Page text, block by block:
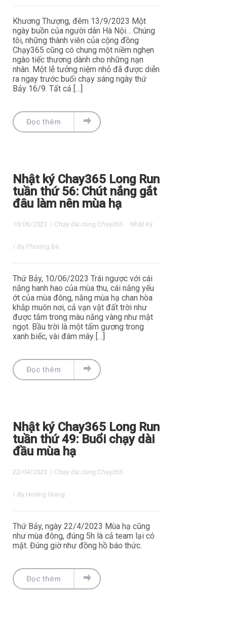
Khương Thượng, đêm 13/9/2023 Một
ngày buồn của người dân Hà Nội… Chúng
tôi, những thành viên của cộng đồng
Chạy365 cũng có chung một niềm nghẹn
ngào tiếc thương dành cho những nạn
nhân. Một lễ tưởng niệm nhỏ đã được diễn
ra ngay trước buổi chạy sáng ngày thứ
Bảy 16/9. Tất cả […]
Đọc thêm
Nhật ký Chay365 Long Run
tuần thứ 56: Chút nắng gắt
đâu làm nên mùa hạ
10/06/2023 / Chạy dài cùng Chay365 Nhật ký
/ By Phương Bé
Thứ Bảy, 10/06/2023 Trái ngược với cái
nắng hanh hao của mùa thu, cái nắng yếu
ớt của mùa đông, nắng mùa hạ chan hòa
khắp muôn nơi, cả vạn vật đất trời như
được tắm trong màu nắng vàng như mật
ngọt. Bầu trời là một tấm gương trong
xanh biếc, vài đám mây […]
Đọc thêm
Nhật ký Chay365 Long Run
tuần thứ 49: Buổi chạy dài
đầu mùa hạ
22/04/2023 / Chạy dài cùng Chay365
/ By Hương Giang
Thứ Bảy, ngày 22/4/2023 Mùa hạ cũng
như mùa đông, đúng 5h là cả team lại có
mặt. Đúng giờ như đồng hồ báo thức.
Đọc thêm